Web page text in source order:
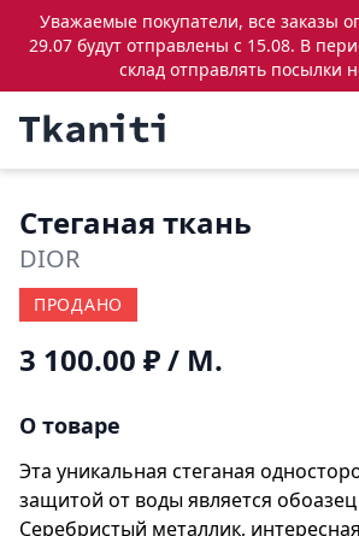
Уважаемые покупатели, все заказы
29.07 будут отправлены с 15.08. В
склад отправлять посылки
Стеганая ткань
DIOR
ПРОДАНО
3 100.00 ₽/ М.
О товаре
Эта уникальная стеганая
защитой от воды является обоазец
Серебристый металлик,